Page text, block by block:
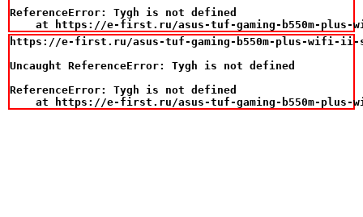
ReferenceError: Tygh is not defined
at https://e-first.ru/asus-tuf-gaming-b550m-
https://e-first.ru/asus-tuf-gaming-b550m-plus-wifi-ii-
Uncaught ReferenceError: Tygh is not defined
ReferenceError: Tygh is not defined
at https://e-first.ru/asus-tuf-gaming-b550m-